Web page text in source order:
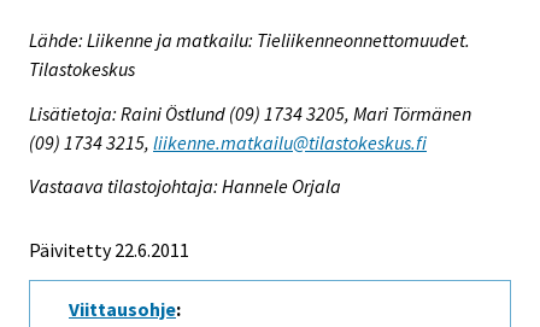
Lähde: Liikenne ja matkailu: Tieliikenneonnettomuudet.
Tilastokeskus
Lisätietoja: Raini Östlund (09) 1734 3205, Mari Törmänen
(09) 1734 3215, liikenne.matkailu@tilastokeskus.fi
Vastaava tilastojohtaja: Hannele Orjala
Päivitetty 22.6.2011
Viittausohje: